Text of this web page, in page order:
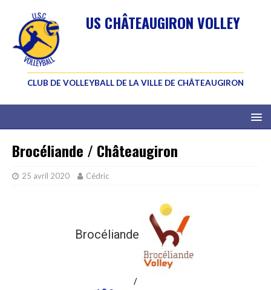
US CHÂTEAUGIRON VOLLEY
CLUB DE VOLLEYBALL DE LA VILLE DE CHÂTEAUGIRON
Brocéliande / Châteaugiron
25 avril 2020 Cédric
Brocéliande
/